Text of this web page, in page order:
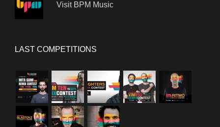
Visit BPM Music
LAST COMPETITIONS